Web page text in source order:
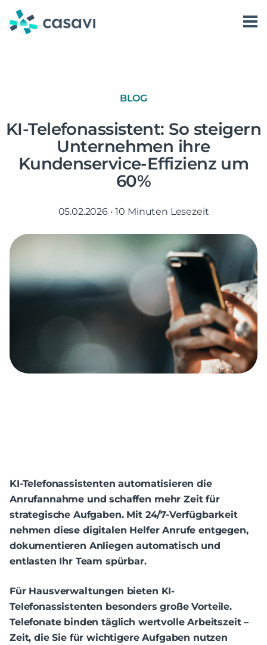
Zum
Inhalt
springen
Dienstleistersteuerung
Partnerlösungen
casavi AI Answer
casavi AI Automate
Ressourcen
BLOG
KI-Telefonassistent: So steigern
Unternehmen ihre
Kundenservice-Effizienz um
60%
05.02.2026•10 Minuten Lesezeit
KI-Telefonassistenten automatisieren die
Anrufannahme und schaffen mehr Zeit für
strategische Aufgaben. Mit 24/7-Verfügbarkeit
nehmen diese digitalen Helfer Anrufe entgegen,
dokumentieren Anliegen automatisch und
entlasten Ihr Team spürbar.
Für Hausverwaltungen bieten KI-
Telefonassistenten besonders große Vorteile.
Telefonate binden täglich wertvolle Arbeitszeit –
Zeit, die Sie für wichtigere Aufgaben nutzen